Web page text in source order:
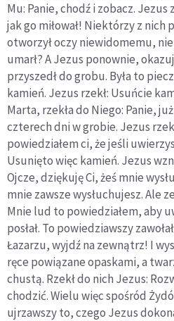
Mu: Panie, chodź i zobacz. Jezus
jak go miłował! Niektórzy z nich
otworzył oczy niewidomemu,
umarł? A Jezus ponownie,
przyszedł do grobu. Była to
kamień. Jezus rzekł: Usuńcie
Marta, rzekła do Niego: Panie,
czterech dni w grobie. Jezus
powiedziałem ci, że jeśli
Usunięto więc kamień. Jezus
Ojcze, dziękuję Ci, żeś mnie
mnie zawsze wysłuchujesz. Ale
Mnie lud to powiedziałem, aby
posłał. To powiedziawszy
Łazarzu, wyjdź na zewnątrz! I
ręce powiązane opaskami, a
chustą. Rzekł do nich Jezus:
chodzić. Wielu więc spośród
ujrzawszy to, czego Jezus